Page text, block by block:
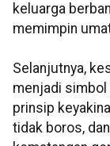
keluarga
memimpin
Selanjutnya,
menjadi simbol
prinsip
tidak boros,